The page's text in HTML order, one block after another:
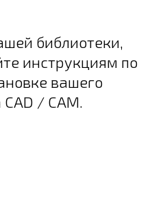
библиотеки,
инструкциям по
вашего
/ CAM.